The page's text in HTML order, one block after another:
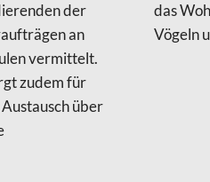
der
an
vermittelt.
zudem für
über
das
Vögeln